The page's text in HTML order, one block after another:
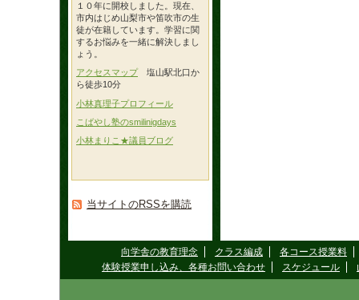
１０年に開校しました。現在、
市内はじめ山梨市や笛吹市の生
徒が在籍しています。学習に関
するお悩みを一緒に解決しまし
ょう。
アクセスマップ 塩山駅北口か
ら徒歩10分
小林真理子プロフィール
こばやし塾のsmilinigdays
小林まりこ★議員ブログ
当サイトのRSSを購読
向学舎の教育理念 クラス編成
各コース授業料
体験授業申し込み、各種お問い合わせ
スケジュール